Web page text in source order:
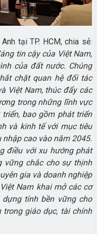
tại TP. HCM, chia sẻ:
tin cậy của Việt Nam,
của đất nước. Chúng
chặt quan hệ đối tác
Việt Nam, thúc đẩy các
trong những lĩnh vực
bao gồm phát triển
và kinh tế với mục tiêu
cao vào năm 2045.
điều với xu hướng phát
vững chắc cho sự thịnh
gia và doanh nghiệp
Nam khai mở các cơ
tính bền vững cho
giáo dục, tài chính